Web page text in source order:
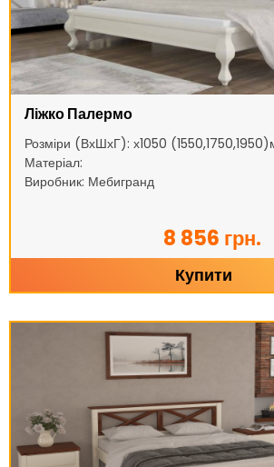
Ліжко Палермо
Розміри (ВхШхГ): х1050
Матеріал:
Виробник: Мебигранд
8 856 грн.
Купити